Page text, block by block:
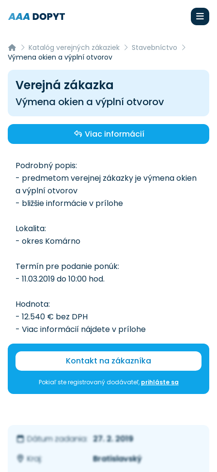
Katalóg verejných zákaziek
Stavebníctvo
Výmena okien a výplní otvorov
Verejná zákazka
Výmena okien a výplní otvorov
Viac informácií
Podrobný popis:
- predmetom verejnej zákazky je výmena okien
a výplní otvorov
- bližšie informácie v prílohe
Lokalita:
- okres Komárno
Termín pre podanie ponúk:
- 11.03.2019 do 10:00 hod.
Hodnota:
- 12.540 € bez DPH
- Viac informácií nájdete v prílohe
Kontakt na zákazníka
Pokiaľ ste registrovaný dodávateľ, prihláste sa
Dátum zadania: 27. 2. 2019
Kraj:
Bratislavský